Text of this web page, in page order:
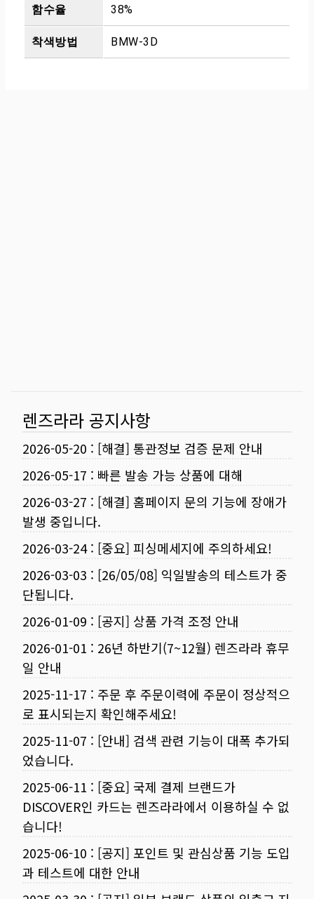
함수율 38%
착색방법 BMW-3D
렌즈라라 공지사항
2026-05-20 : [해결] 통관정보 검증 문제 안내
2026-05-17 : 빠른 발송 가능 상품에 대해
2026-03-27 : [해결] 홈페이지 문의 기능에 장애가
발생 중입니다.
2026-03-24: [중요] 피싱메세지에 주의하세요!
2026-03-03 : [26/05/08] 익일발송의 테스트가 중
단됩니다.
2026-01-09 : [공지] 상품 가격 조정 안내
2026-01-01 : 26년 하반기(7~12월) 렌즈라라 휴무
일 안내
2025-11-17 : 주문 후 주문이력에 주문이 정상적으
로 표시되는지 확인해주세요!
2025-11-07 : [안내] 검색 관련 기능이 대폭 추가되
었습니다.
2025-06-11 : [중요] 국제 결제 브랜드가
DISCOVER인 카드는 렌즈라라에서 이용하실 수 없
습니다!
2025-06-10 : [공지] 포인트 및 관심상품 기능 도입
과 테스트에 대한 안내